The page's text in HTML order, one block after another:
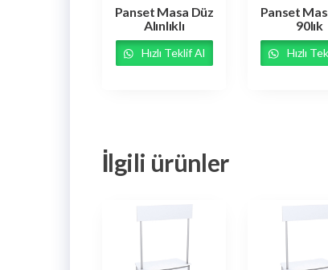
Panset Masa Düz
Alınlıklı
Hızlı Teklif Al
Panset
90lık
Hızlı
İlgili ürünler